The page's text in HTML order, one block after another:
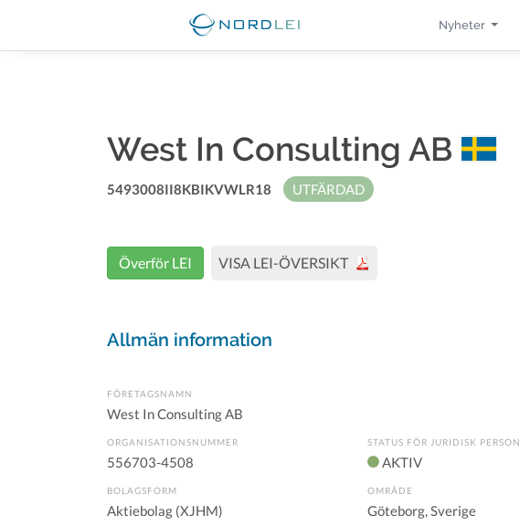
Nyheter
West In Consulting AB
5493008II8KBIKVWLR18 UTFÄRDAD
Överför LEI VISA LEI-ÖVERSIKT
Allmän information
FÖRETAGSNAMN
West In Consulting AB
ORGANISATIONSNUMMER
556703-4508
STATUS FÖR JURIDISK PERSON
AKTIV
BOLAGSFORM
Aktiebolag (XJHM)
OMRÅDE
Göteborg, Sverige